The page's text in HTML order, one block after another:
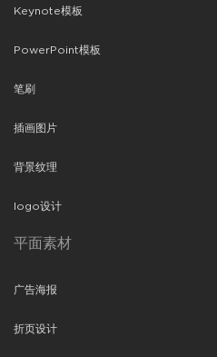
Keynote模板
PowerPoint模板
笔刷
插画图片
背景纹理
logo设计
平面素材
广告海报
折页设计